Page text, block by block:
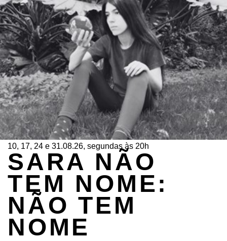
10, 17, 24 e 31.08.26, segundas às 20h
SARA NÃO
TEM NOME:
NÃO TEM
NOME